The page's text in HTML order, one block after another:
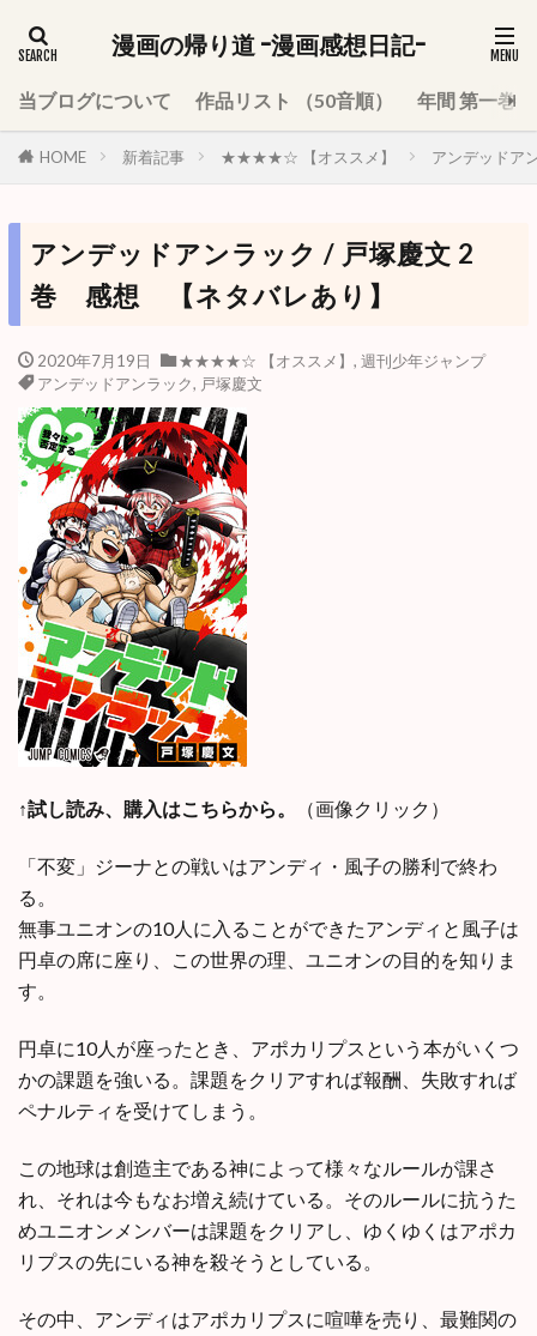
漫画の帰り道 -漫画感想日記-
当ブログについて 作品リスト （50音順） 年間 第一巻
HOME 新着記事 ★★★★☆ 【オススメ】 アンデッドア
アンデッドアンラック / 戸塚慶文 2
巻 感想 【ネタバレあり】
2020年7月19日 ★★★★☆ 【オススメ】 , 週刊少年ジャンプ
アンデッドアンラック, 戸塚慶文
↑試し読み、購入はこちらから。 （画像クリック）
「不変」ジーナとの戦いはアンディ・風子の勝利で終わ
る。
無事ユニオンの10人に入ることができたアンディと風子は
円卓の席に座り、この世界の理、ユニオンの目的を知りま
す。
円卓に10人が座ったとき、アポカリプスという本がいくつ
かの課題を強いる。課題をクリアすれば報酬、失敗すれば
ペナルティを受けてしまう。
この地球は創造主である神によって様々なルールが課さ
れ、それは今もなお増え続けている。そのルールに抗うた
めユニオンメンバーは課題をクリアし、ゆくゆくはアポカ
リプスの先にいる神を殺そうとしている。
その中、アンディはアポカリプスに喧嘩を売り、最難関の